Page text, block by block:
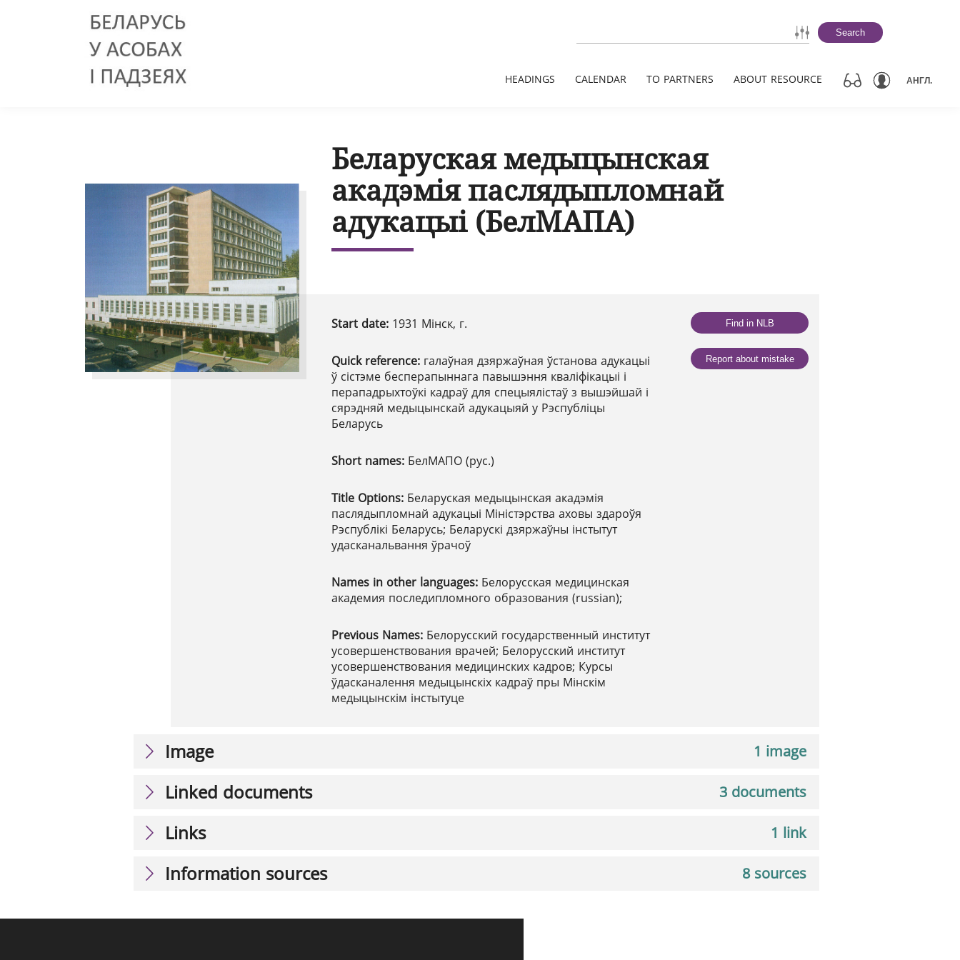
Search
HEADINGS CALENDAR TO PARTNERS ABOUT RESOURCE АНГЛ.
Беларуская медыцынская
акадэмія паслядыпломнай
адукацыі (БелМАПА)
Start date: 1931 Мінск, г.
Quick reference: галаўная дзяржаўная ўстанова адукацыі
ў сістэме бесперапыннага павышэння кваліфікацыі і
перападрыхтоўкі кадраў для спецыялістаў з вышэйшай і
сярэдняй медыцынскай адукацыяй у Рэспубліцы
Беларусь
Short names: БелМАПО (рус.)
Title Options: Беларуская медыцынская акадэмія
паслядыпломнай адукацыі Міністэрства аховы здароўя
Рэспублікі Беларусь; Беларускі дзяржаўны інстытут
удасканальвання ўрачоў
Names in other languages: Белорусская медицинская
академия последипломного образования (russian);
Previous Names: Белорусский государственный институт
усовершенствования врачей; Белорусский институт
усовершенствования медицинских кадров; Курсы
ўдасканалення медыцынскіх кадраў пры Мінскім
медыцынскім інстытуце
Find in NLB
Report about mistake
1 image
Image
3 documents
Linked documents
1 link
Links
8 sources
Information sources